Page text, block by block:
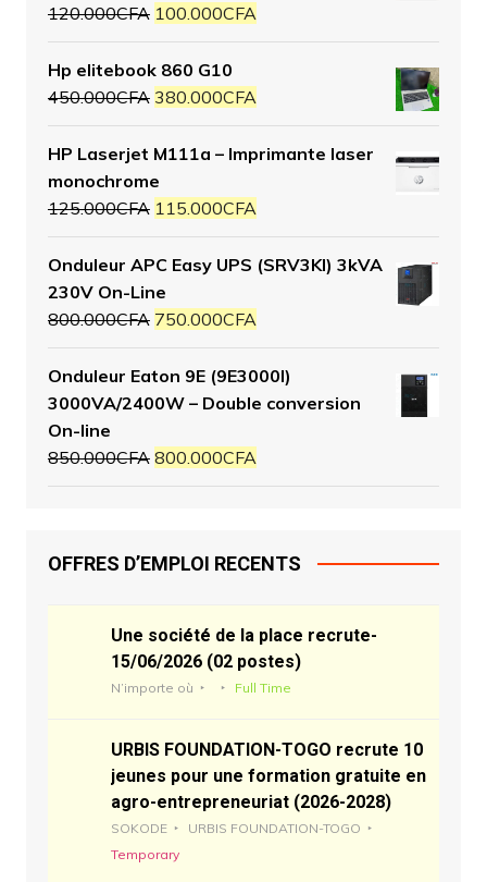
120.000CFA 100.000CFA
Hp elitebook 860 G10
450.000CFA 380.000CFA
HP Laserjet M111a – Imprimante laser
monochrome
125.000CFA 115.000CFA
Onduleur APC Easy UPS (SRV3KI) 3kVA
230V On-Line
800.000CFA 750.000CFA
Onduleur Eaton 9E (9E3000I)
3000VA/2400W – Double conversion
On-line
850.000CFA 800.000CFA
OFFRES D’EMPLOI RECENTS
Une société de la place recrute-
15/06/2026 (02 postes)
N’importe où Full Time
URBIS FOUNDATION-TOGO recrute 10
jeunes pour une formation gratuite en
agro-entrepreneuriat (2026-2028)
SOKODE
URBIS FOUNDATION-TOGO
Temporary